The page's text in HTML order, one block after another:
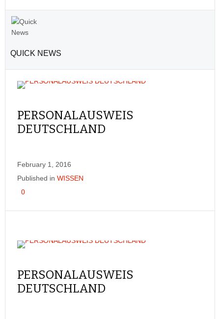
QUICK NEWS
PERSONALAUSWEIS
DEUTSCHLAND
February 1, 2016
Published in WISSEN
0
PERSONALAUSWEIS
DEUTSCHLAND